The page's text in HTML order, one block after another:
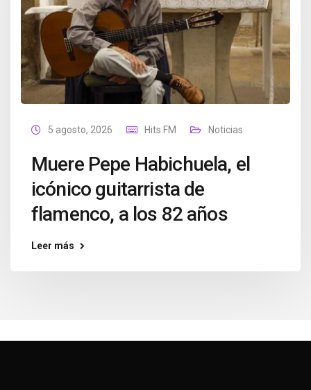
5 agosto, 2026 Hits FM Noticias
Muere Pepe Habichuela, el
icónico guitarrista de
flamenco, a los 82 años
Leer más